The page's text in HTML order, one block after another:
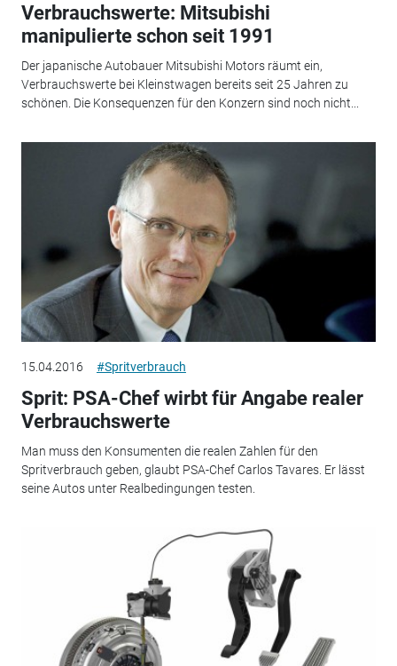
Verbrauchswerte: Mitsubishi
manipulierte schon seit 1991
Der japanische Autobauer Mitsubishi Motors räumt ein,
Verbrauchswerte bei Kleinstwagen bereits seit 25 Jahren zu
schönen. Die Konsequenzen für den Konzern sind noch nicht...
15.04.2016 #Spritverbrauch
Sprit: PSA-Chef wirbt für Angabe realer
Verbrauchswerte
Man muss den Konsumenten die realen Zahlen für den
Spritverbrauch geben, glaubt PSA-Chef Carlos Tavares. Er lässt
seine Autos unter Realbedingungen testen.